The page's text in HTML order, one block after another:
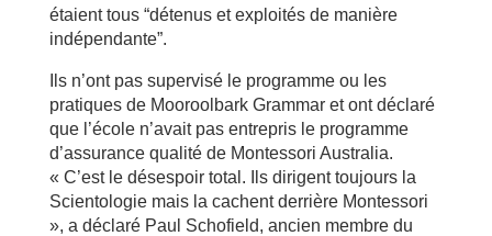
étaient tous “détenus et exploités de manière
indépendante”.
Ils n’ont pas supervisé le programme ou les
pratiques de Mooroolbark Grammar et ont déclaré
que l’école n’avait pas entrepris le programme
d’assurance qualité de Montessori Australia.
« C’est le désespoir total. Ils dirigent toujours la
Scientologie mais la cachent derrière Montessori
», a déclaré Paul Schofield, ancien membre du